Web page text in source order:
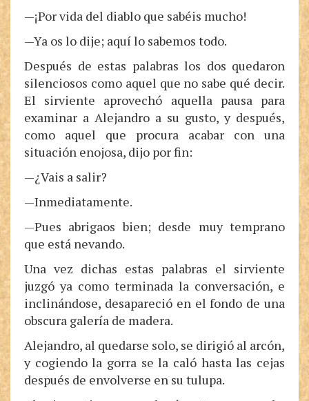
—¡Por vida del diablo que sabéis mucho!
—Ya os lo dije; aquí lo sabemos todo.
Después de estas palabras los dos quedaron
silenciosos como aquel que no sabe qué decir.
El sirviente aprovechó aquella pausa para
examinar a Alejandro a su gusto, y después,
como aquel que procura acabar con una
situación enojosa, dijo por fin:
—¿Vais a salir?
—Inmediatamente.
—Pues abrigaos bien; desde muy temprano
que está nevando.
Una vez dichas estas palabras el sirviente
juzgó ya como terminada la conversación, e
inclinándose, desapareció en el fondo de una
obscura galería de madera.
Alejandro, al quedarse solo, se dirigió al arcón,
y cogiendo la gorra se la caló hasta las cejas
después de envolverse en su tulupa.